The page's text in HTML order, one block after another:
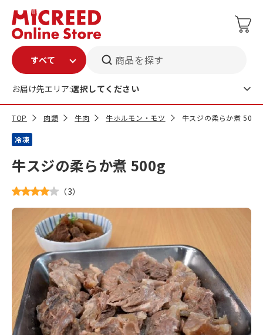
商品を探す
お届け先エリア:選択してください
TOP 肉類 牛肉 牛ホルモン・モツ 牛スジの柔らか煮 500g
冷凍
牛スジの柔らか煮 500g
（3）